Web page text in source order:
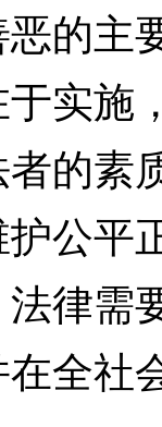
的主
实施
的素
公平
律需
全社